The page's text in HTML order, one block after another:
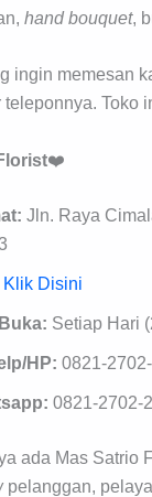
hand bouquet,
ingin memesan
teleponnya. Toko
❤️
Jln. Raya
Klik Disini
Setiap Hari
HP: 0821-
0821-2702-
ada Mas Satrio
pelanggan,